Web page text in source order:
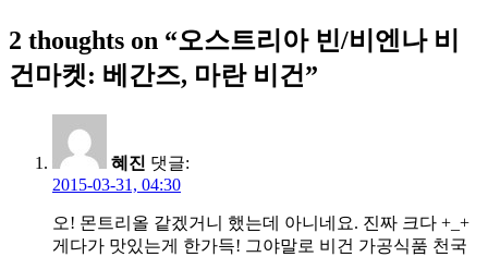
색
2 thoughts on “오스트리아 빈/비엔나 비
건마켓: 베간즈, 마란 비건”
혜진 댓글:
2015-03-31, 04:30
오! 몬트리올 같겠거니 했는데 아니네요. 진짜 크다 +_+
게다가 맛있는게 한가득! 그야말로 비건 가공식품 천국